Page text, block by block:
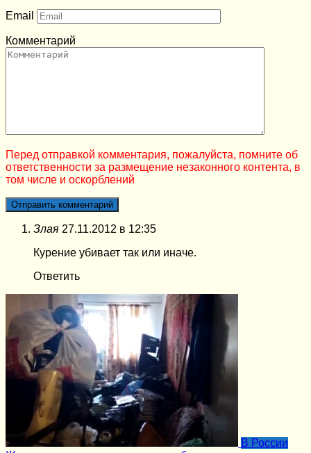
Email
Комментарий
Перед отправкой комментария, пожалуйста, помните об
ответственности за размещение незаконного контента, в
том числе и оскорблений
Злая 27.11.2012 в 12:35
Курение убивает так или иначе.
Ответить
В России